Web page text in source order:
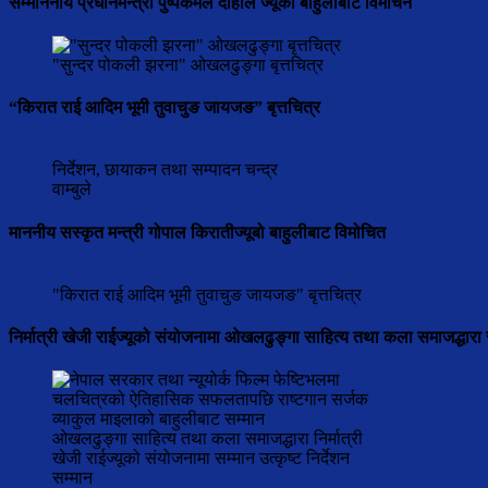
"सुन्दर पोकली झरना" ओखलढुङ्गा बृत्तचित्र
“किरात राई आदिम भूमी तुवाचुङ जायजङ” बृत्तचित्र
निर्देशन, छायाकन तथा सम्पादन चन्द्र
वाम्बुले
माननीय सस्कृत मन्त्री गोपाल किरातीज्यूबो बाहुलीबाट विमोचित
"किरात राई आदिम भूमी तुवाचुङ जायजङ" बृत्तचित्र
निर्मात्री खेजी राईज्यूको संयोजनामा ओखलढुङ्गा साहित्य तथा कला समाजद्धारा
ओखलढुङ्गा साहित्य तथा कला समाजद्धारा निर्मात्री
खेजी राईज्यूको संयोजनामा सम्मान उत्कृष्ट निर्देशन
सम्मान